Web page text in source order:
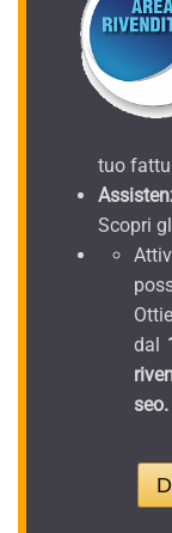
tuo
Scopri
dal
seo.